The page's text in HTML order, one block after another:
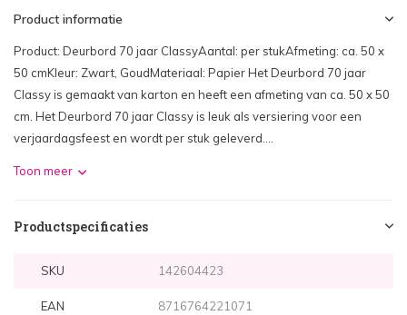
Product informatie
Product: Deurbord 70 jaar ClassyAantal: per stukAfmeting: ca. 50 x
50 cmKleur: Zwart, GoudMateriaal: Papier Het Deurbord 70 jaar
Classy is gemaakt van karton en heeft een afmeting van ca. 50 x 50
cm. Het Deurbord 70 jaar Classy is leuk als versiering voor een
verjaardagsfeest en wordt per stuk geleverd....
Toon meer
Productspecificaties
SKU 142604423
EAN 8716764221071